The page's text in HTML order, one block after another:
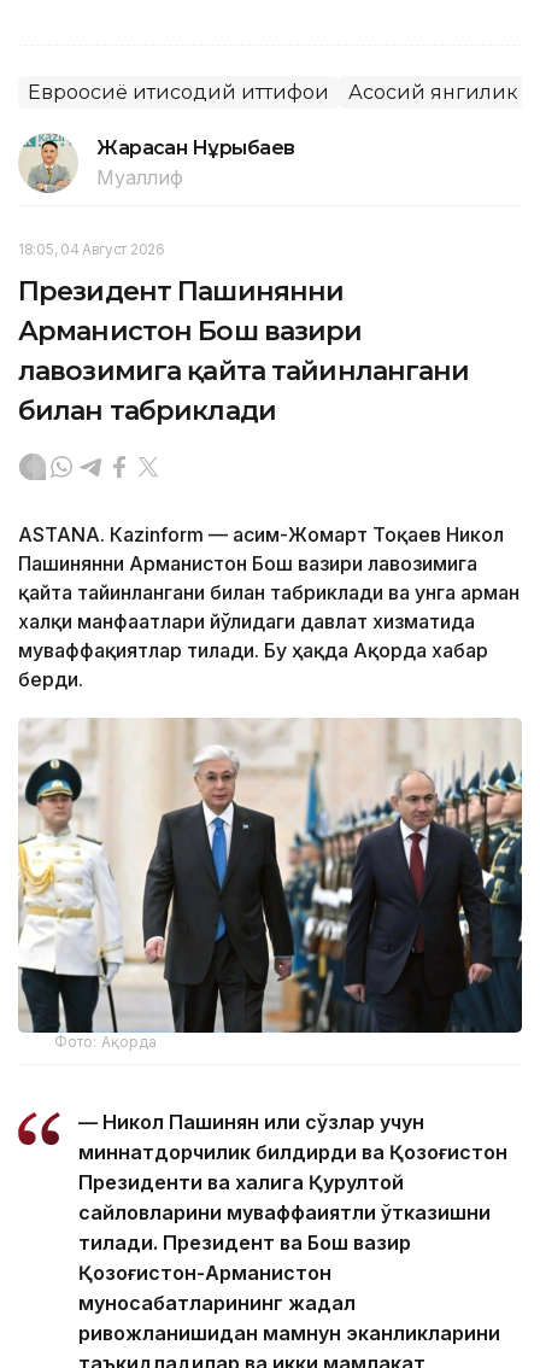
Евроосиё иқтисодий иттифоқи Асосий янгилик
Жарасқан Нұрыбаев
Муаллиф
18:05, 04 Август 2026
Президент Пашинянни
Арманистон Бош вазири
лавозимига қайта тайинлангани
билан табриклади
ASTANА. Кazinform — Қасим-Жомарт Тоқаев Никол
Пашинянни Арманистон Бош вазири лавозимига
қайта тайинлангани билан табриклади ва унга арман
халқи манфаатлари йўлидаги давлат хизматида
муваффақиятлар тилади. Бу ҳақда Ақорда хабар
берди.
Фото: Ақорда
— Никол Пашинян илиқ сўзлар учун
миннатдорчилик билдирди ва Қозоғистон
Президенти ва халқига Қурултой
сайловларини муваффақиятли ўтказишни
тилади. Президент ва Бош вазир
Қозоғистон-Арманистон
муносабатларининг жадал
ривожланишидан мамнун эканликларини
таъкидладилар ва икки мамлакат